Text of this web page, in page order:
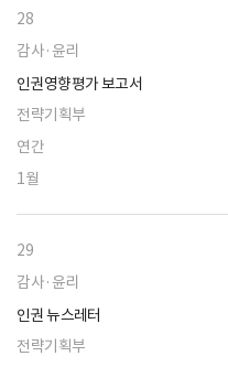
28
감사·윤리
인권영향평가 보고서
전략기획부
연간
1월
29
감사·윤리
인권 뉴스레터
전략기획부